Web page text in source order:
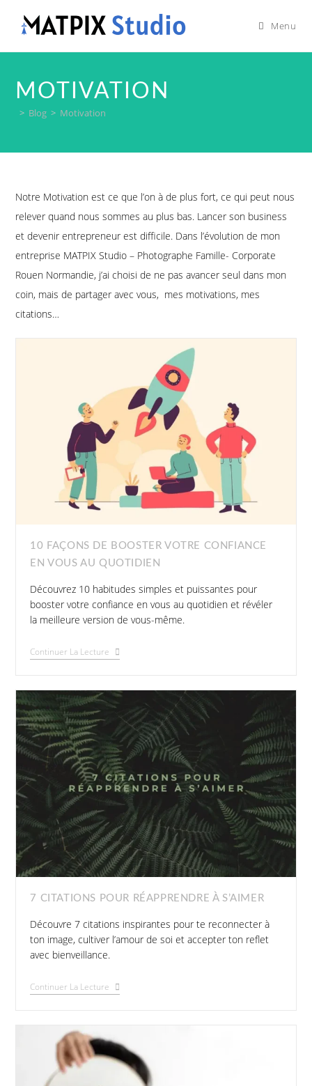
Menu
MOTIVATION
> Blog > Motivation
Notre Motivation est ce que l’on à de plus fort, ce qui peut nous
relever quand nous sommes au plus bas. Lancer son business
et devenir entrepreneur est difficile. Dans l’évolution de mon
entreprise MATPIX Studio – Photographe Famille- Corporate
Rouen Normandie, j’ai choisi de ne pas avancer seul dans mon
coin, mais de partager avec vous, mes motivations, mes
citations…
10 FAÇONS DE BOOSTER VOTRE CONFIANCE
EN VOUS AU QUOTIDIEN
Découvrez 10 habitudes simples et puissantes pour
booster votre confiance en vous au quotidien et révéler
la meilleure version de vous-même.
Continuer La Lecture
7 CITATIONS POUR RÉAPPRENDRE À S’AIMER
Découvre 7 citations inspirantes pour te reconnecter à
ton image, cultiver l’amour de soi et accepter ton reflet
avec bienveillance.
Continuer La Lecture